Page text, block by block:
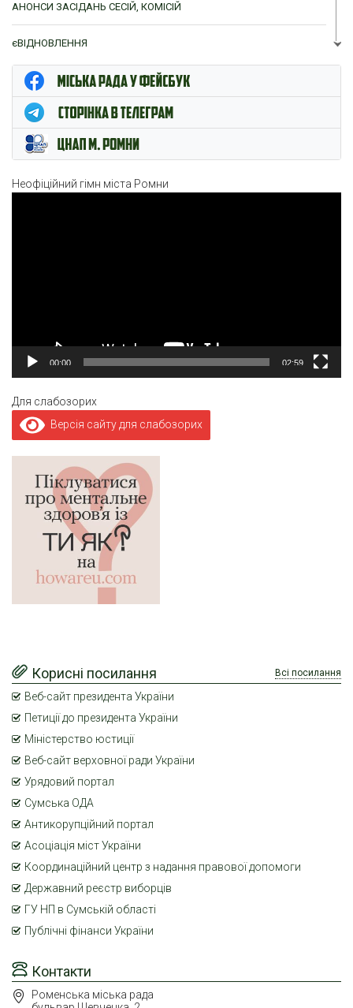
АНОНСИ ЗАСІДАНЬ СЕСІЙ, КОМІСІЙ
єВІДНОВЛЕННЯ
ЦНАП м. Ромни
Неофіційний гімн міста Ромни
00:00 02:59
Для слабозорих
Версія сайту для слабозорих
Контакти
Роменська міська рада
Корисні посилання Всі посилання
Веб-сайт президента України
Петиції до президента України
Міністерство юстиції
Веб-сайт верховної ради України
Урядовий портал
Сумська ОДА
Антикорупційний портал
Асоціація міст України
Координаційний центр з надання правової допомоги
Державний реєстр виборців
ГУ НП в Сумській області
Публічні фінанси України